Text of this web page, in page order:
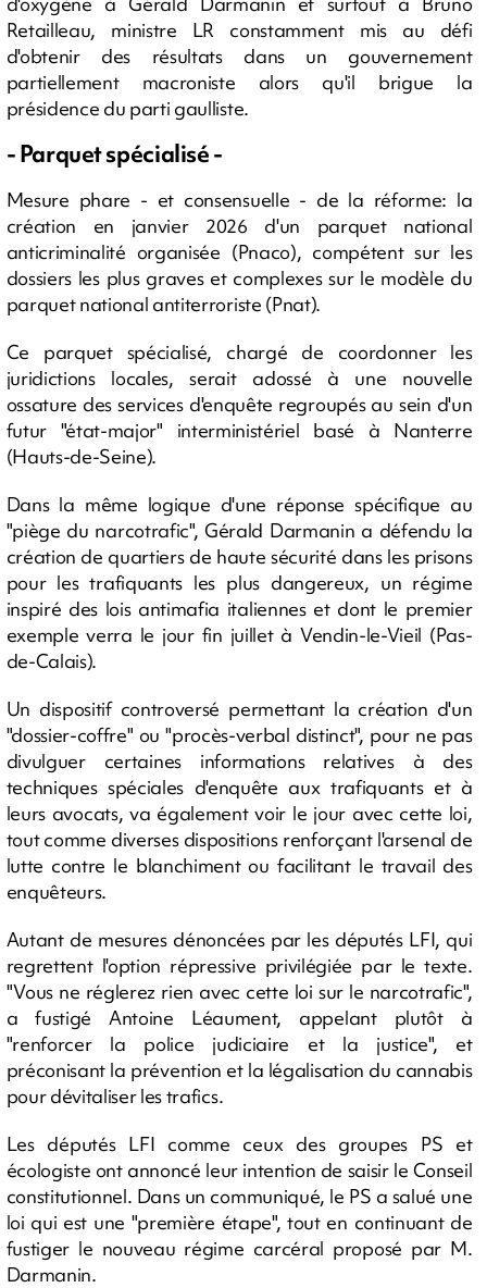
Retailleau, ministre LR constamment mis au défi
d'obtenir des résultats dans un gouvernement
partiellement macroniste alors qu'il brigue la
présidence du parti gaulliste.
- Parquet spécialisé -
Mesure phare - et consensuelle - de la réforme: la
création en janvier 2026 d'un parquet national
anticriminalité organisée (Pnaco), compétent sur les
dossiers les plus graves et complexes sur le modèle du
parquet national antiterroriste (Pnat).
Ce parquet spécialisé, chargé de coordonner les
juridictions locales, serait adossé à une nouvelle
ossature des services d'enquête regroupés au sein d'un
futur "état-major" interministériel basé à Nanterre
(Hauts-de-Seine).
Dans la même logique d'une réponse spécifique au
"piège du narcotrafic", Gérald Darmanin a défendu la
création de quartiers de haute sécurité dans les prisons
pour les trafiquants les plus dangereux, un régime
inspiré des lois antimafia italiennes et dont le premier
exemple verra le jour fin juillet à Vendin-le-Vieil (Pas-
de-Calais).
Un dispositif controversé permettant la création d'un
"dossier-coffre" ou "procès-verbal distinct", pour ne pas
divulguer certaines informations relatives à des
techniques spéciales d'enquête aux trafiquants et à
leurs avocats, va également voir le jour avec cette loi,
tout comme diverses dispositions renforçant l'arsenal de
lutte contre le blanchiment ou facilitant le travail des
enquêteurs.
Autant de mesures dénoncées par les députés LFI, qui
regrettent l'option répressive privilégiée par le texte.
"Vous ne réglerez rien avec cette loi sur le narcotrafic",
a fustigé Antoine Léaument, appelant plutôt à
"renforcer la police judiciaire et la justice", et
préconisant la prévention et la légalisation du cannabis
pour dévitaliser les trafics.
Les députés LFI comme ceux des groupes PS et
écologiste ont annoncé leur intention de saisir le Conseil
constitutionnel. Dans un communiqué, le PS a salué une
loi qui est une "première étape", tout en continuant de
fustiger le nouveau régime carcéral proposé par M.
Darmanin.